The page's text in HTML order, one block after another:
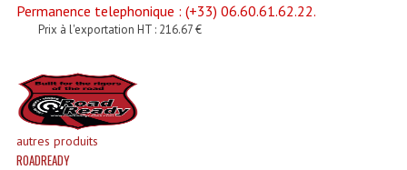
Packs Sono
Enceintes, Système Amplifiés
Permanence telephonique : (+33) 06.60.61.62.22.
Prix à l'exportation HT : 216.67 €
autres produits
ROADREADY